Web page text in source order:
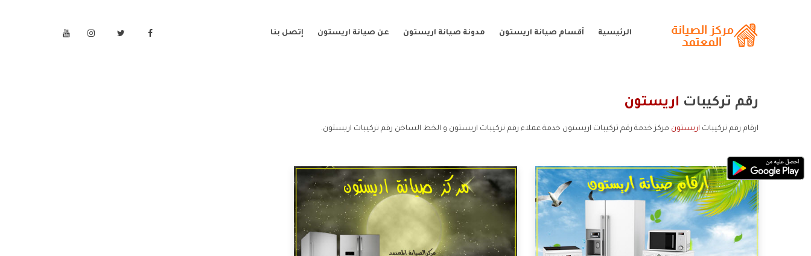
الرئيسية أقسام صيانة اريستون مدونة صيانة اريستون عن صيانة اريستون إتصل بنا
رقم تركيبات اريستون
ارقام رقم تركيبات اريستون مركز خدمة رقم تركيبات اريستون خدمة عملاء رقم تركيبات اريستون و الخط الساخن رقم تركيبات اريستون.